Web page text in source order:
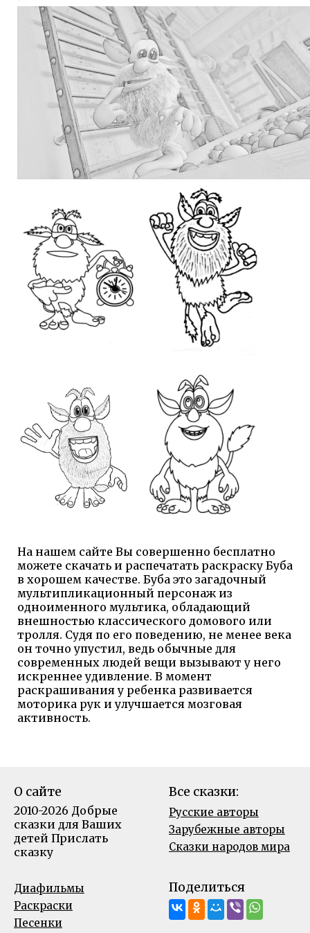
На нашем сайте Вы совершенно бесплатно
можете скачать и распечатать раскраску Буба
в хорошем качестве. Буба это загадочный
мультипликационный персонаж из
одноименного мультика, обладающий
внешностью классического домового или
тролля. Судя по его поведению, не менее века
он точно упустил, ведь обычные для
современных людей вещи вызывают у него
искреннее удивление. В момент
раскрашивания у ребенка развивается
моторика рук и улучшается мозговая
активность.
О сайте
2010-2026 Добрые
сказки для Ваших
детей Прислать
сказку
Все сказки:
Русские авторы
Зарубежные авторы
Сказки народов мира
Диафильмы
Раскраски
Песенки
Поделиться